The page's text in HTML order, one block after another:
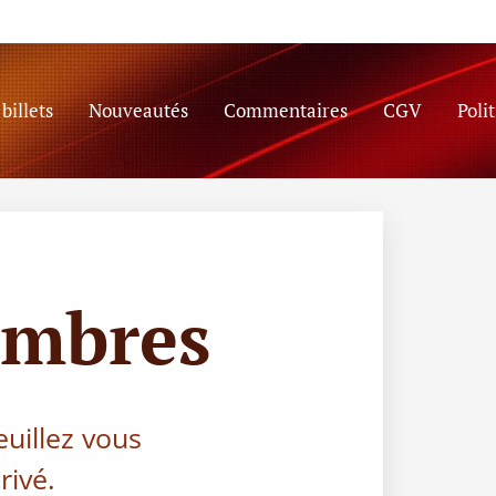
Nouveautés Commentaires CGV
vous